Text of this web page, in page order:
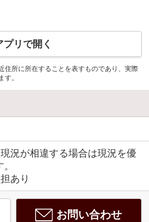
プリで開く
所に所在することを表すものであり、実際
す。
況が相違する場合は現況を優
あり
お問い合わせ